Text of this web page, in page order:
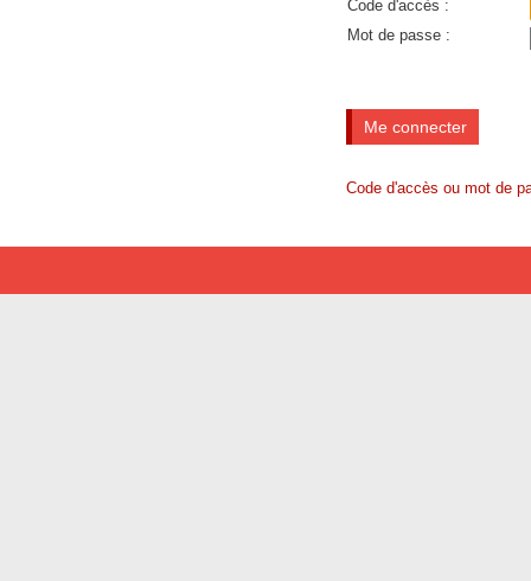
Code d'accès :
Mot de passe :
Code d'accès ou mot de